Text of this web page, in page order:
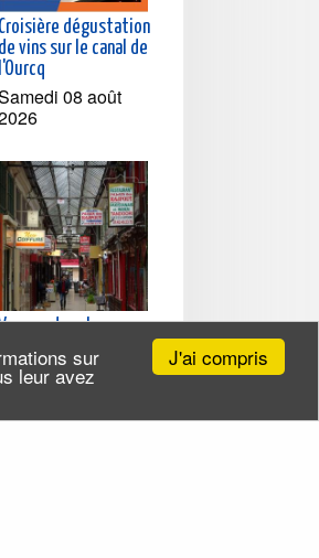
J'ai compris
sur
leur avez
Croisière dégustation
de vins sur le canal de
l'Ourcq
08 août
dans le sous-
continent indien à Paris
Mercredi 19 août